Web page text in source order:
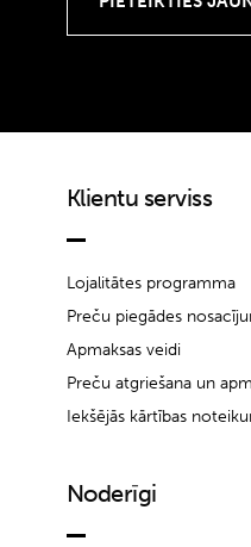
Klientu serviss
Lojalitātes programma
Preču piegādes
Apmaksas veidi
Preču atgriešana un
Iekšējās kārtības
Noderīgi